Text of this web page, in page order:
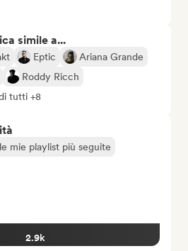
simile a...
Eptic
Ariana Grande
Roddy Ricch
tutti +8
mie playlist più seguite
2.9k